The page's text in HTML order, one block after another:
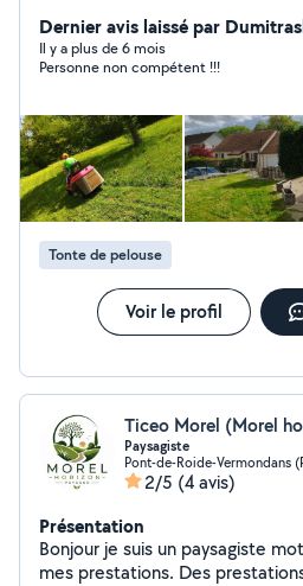
carrelage... Sans oublier
N'hésitez pas à me contacter!
Dernier avis laissé par
Il y a plus de 6 mois
Personne non compétent !!!
Tonte de pelouse
Voir le profil
Ticeo Morel (Morel
Paysagiste
Pont-de-Roide-Vermondans
2/5 (4 avis)
Présentation
Bonjour je suis un paysagiste motivé et je vous proposes
mes prestations. Des prestations des entretiens des